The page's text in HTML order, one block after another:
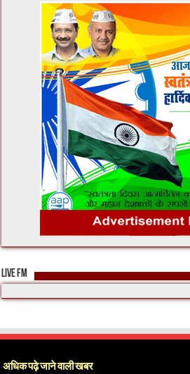
LIVE FM
अधिक पढ़े जाने वाली खबर